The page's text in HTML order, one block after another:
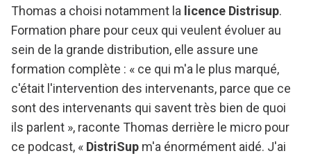
Thomas a choisi notamment la licence Distrisup.
Formation phare pour ceux qui veulent évoluer au
sein de la grande distribution, elle assure une
formation complète : « ce qui m'a le plus marqué,
c'était l'intervention des intervenants, parce que ce
sont des intervenants qui savent très bien de quoi
ils parlent », raconte Thomas derrière le micro pour
ce podcast, « DistriSup m'a énormément aidé. J'ai